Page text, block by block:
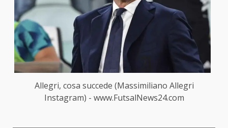
Allegri, cosa succede (Massimiliano Allegri
Instagram) - www.FutsalNews24.com